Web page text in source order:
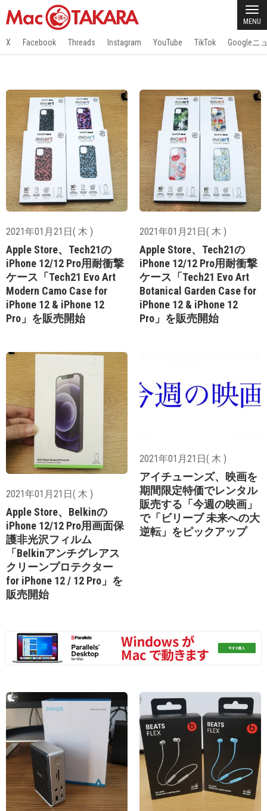
MENU
X Facebook Threads Instagram YouTube TikTok Googleニ
2021年01月21日( 木 )
Apple Store、Tech21の
iPhone 12/12 Pro用耐衝撃
ケース「Tech21 Evo Art
Modern Camo Case for
iPhone 12 & iPhone 12
Pro」を販売開始
2021年01月21日( 木 )
Apple Store、Tech21の
iPhone 12/12 Pro用耐衝撃
ケース「Tech21 Evo Art
Botanical Garden Case for
iPhone 12 & iPhone 12
Pro」を販売開始
2021年01月21日( 木 )
Apple Store、Belkinの
iPhone 12/12 Pro用画面保
護非光沢フィルム
「Belkinアンチグレアス
クリーンプロテクター
for iPhone 12 / 12 Pro」を
販売開始
2021年01月21日( 木 )
アイチューンズ、映画を
期間限定特価でレンタル
販売する「今週の映画」
で「ビリーブ 未来への大
逆転」をピックアップ